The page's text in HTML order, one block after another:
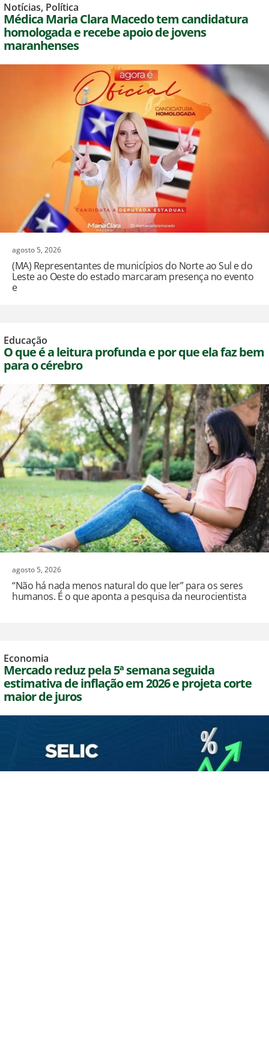
Notícias, Política
Médica Maria Clara Macedo tem candidatura
homologada e recebe apoio de jovens
maranhenses
agosto 5, 2026
(MA) Representantes de municípios do Norte ao Sul e do
Leste ao Oeste do estado marcaram presença no evento
e
Educação
O que é a leitura profunda e por que ela faz bem
para o cérebro
agosto 5, 2026
“Não há nada menos natural do que ler” para os seres
humanos. É o que aponta a pesquisa da neurocientista
Economia
Mercado reduz pela 5ª semana seguida
estimativa de inflação em 2026 e projeta corte
maior de juros